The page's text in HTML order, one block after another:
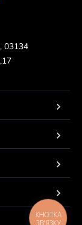
03134
КНОПКА
ЗВ'ЯЗКУ